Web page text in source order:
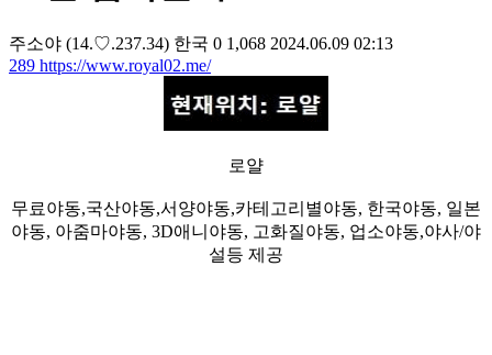
주소야 (14.♡.237.34) 한국 0 1,068 2024.06.09 02:13
289 https://www.royal02.me/
로얄
무료야동,국산야동,서양야동,카테고리별야동, 한국야동, 일본
야동, 아줌마야동, 3D애니야동, 고화질야동, 업소야동,야사/야
설등 제공